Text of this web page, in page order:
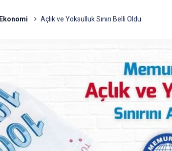
Ekonomi Açlık ve Yoksulluk Sınırı Belli Oldu